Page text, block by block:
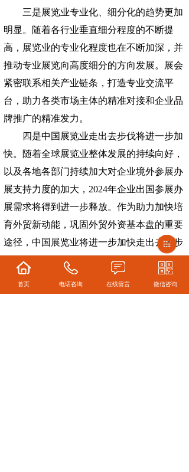
三是展览业专业化、细分化的趋势更加
明显。随着各行业垂直细分程度的不断提
高，展览业的专业化程度也在不断加深，并
推动专业展览向高度细分的方向发展。展会
紧密联系相关产业链条，打造专业交流平
台，助力各类市场主体的精准对接和企业品
牌推广的精准发力。
四是中国展览业走出去步伐将进一步加
快。随着全球展览业整体发展的持续向好，
以及各地各部门持续加大对企业境外参展办
展支持力度的加大，2024年企业出国参展办
展需求将得到进一步释放。作为助力加快培
育外贸新动能，巩固外贸外资基本盘的重要
途径，中国展览业将进一步加快走出去的步
伐。
五是展览业标准化、规范化的水平将进
一步提升。标准化、规范化是展览业高质量
首页 电话咨询 在线留言 微信咨询